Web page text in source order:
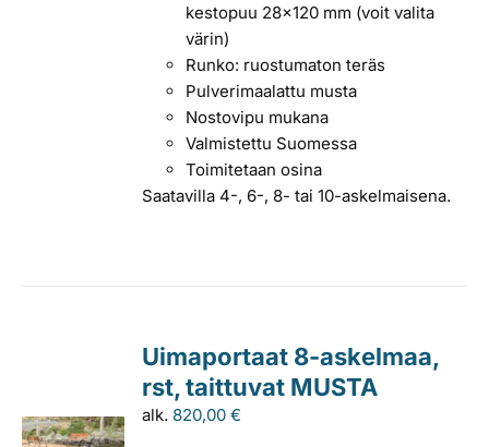
kestopuu 28x120 mm (voit valita
värin)
Runko: ruostumaton teräs
Pulverimaalattu musta
Nostovipu mukana
Valmistettu Suomessa
Toimitetaan osina
Saatavilla 4-, 6-, 8- tai 10-askelmaisena.
Uimaportaat 8-askelmaa,
rst, taittuvat MUSTA
alk. 820,00€